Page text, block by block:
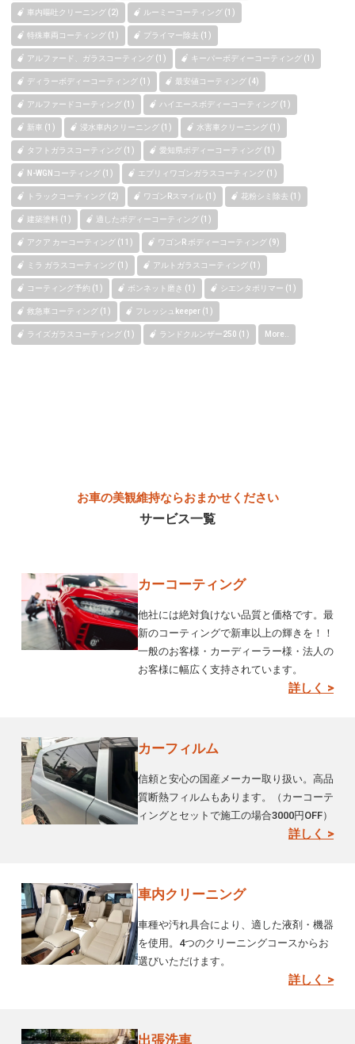
車内嘔吐クリーニング (2) ルーミーコーティング (1)
特殊車両コーティング (1) プライマー除去 (1)
アルファード、ガラスコーティング (1) キーパーボディーコーティング (1)
ディラーボディーコーティング (1) 最安値コーティング (4)
アルファードコーティング (1) ハイエースボディーコーティング (1)
新車 (1) 浸水車内クリーニング (1) 水害車クリーニング (1)
タフトガラスコーティング (1) 愛知県ボディーコーティング (1)
N-WGNコーティング (1) エブリィワゴンガラスコーティング (1)
トラックコーティング (2) ワゴンRスマイル (1) 花粉シミ除去 (1)
建築塗料 (1) 適したボディーコーティング (1)
アクア カーコーティング (11) ワゴンR ボディーコーティング (9)
ミラ ガラスコーティング (1) アルトガラスコーティング (1)
コーティング予約 (1) ボンネット磨き (1) シエンタポリマー (1)
救急車コーティング (1) フレッシュkeeper (1)
ライズガラスコーティング (1) ランドクルンザー250 (1) More..
お車の美観維持ならおまかせください
サービス一覧
カーコーティング
他社には絶対負けない品質と価格です。最
新のコーティングで新車以上の輝きを！！
一般のお客様・カーディーラー様・法人の
お客様に幅広く支持されています。
詳しく >
カーフィルム
信頼と安心の国産メーカー取り扱い。高品
質断熱フィルムもあります。（カーコーテ
ィングとセットで施工の場合3000円OFF）
詳しく >
車内クリーニング
車種や汚れ具合により、適した液剤・機器
を使用。4つのクリーニングコースからお
選びいただけます。
詳しく >
出張洗車